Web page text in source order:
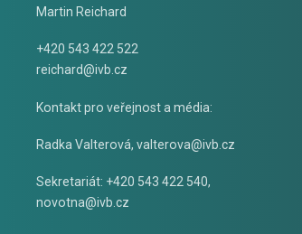
Martin Reichard
+420 543 422 522
reichard@ivb.cz
Kontakt pro veřejnost a média:
Radka Valterová, valterova@ivb.cz
Sekretariát: +420 543 422 540,
novotna@ivb.cz